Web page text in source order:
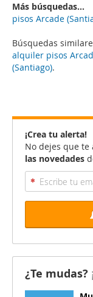
Búsquedas
alquiler pisos
(Santiago).
Más búsquedas...
pisos Arcade
¡Crea tu alerta!
No dejes que
las novedades
¿Te mudas?